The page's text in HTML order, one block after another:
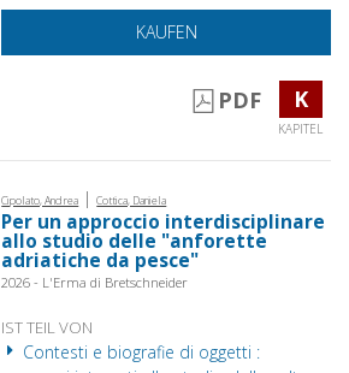
KAUFEN
PDF K
KAPITEL
Cipolato, Andrea | Cottica, Daniela
Per un approccio interdisciplinare
allo studio delle "anforette
adriatiche da pesce"
2026 - L'Erma di Bretschneider
IST TEIL VON
Contesti e biografie di oggetti :